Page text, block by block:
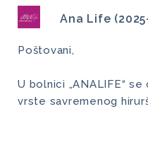
Ana Life
Poštovani,
U bolnici „ANALIFE“
vrste savremenog